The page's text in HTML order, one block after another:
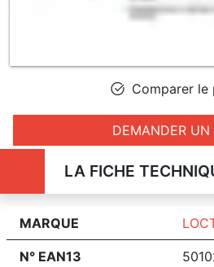
Comparer le
DEMANDER UN
LA FICHE
MARQUE
N° EAN13